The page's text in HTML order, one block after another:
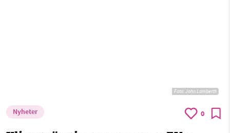
Foto:John Lamberth
Nyheter 0